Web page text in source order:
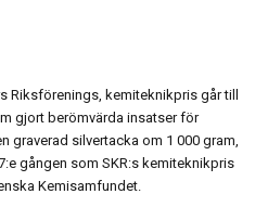
Riksförenings, kemiteknikpris går till
gjort berömvärda insatser för
graverad silvertacka om 1 000 gram,
gången som SKR:s kemiteknikpris
Kemisamfundet.